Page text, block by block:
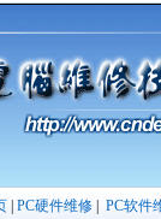
PC硬件维修 PC软件